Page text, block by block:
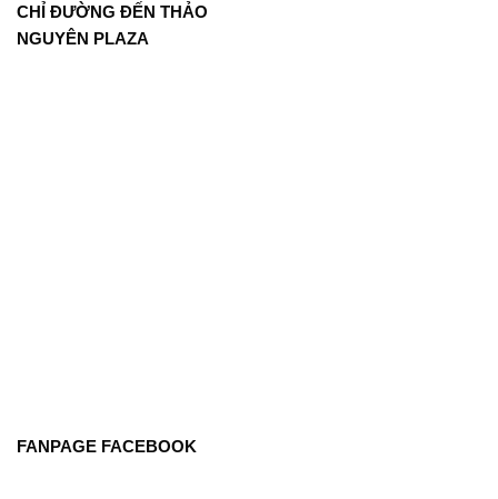
CHỈ ĐƯỜNG ĐẾN THẢO
NGUYÊN PLAZA
FANPAGE FACEBOOK